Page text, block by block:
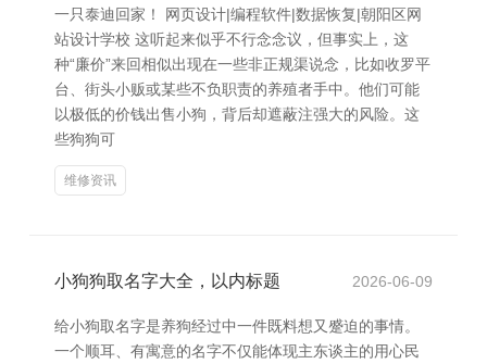
一只泰迪回家！ 网页设计|编程软件|数据恢复|朝阳区网
站设计学校 这听起来似乎不行念念议，但事实上，这
种“廉价”来回相似出现在一些非正规渠说念，比如收罗平
台、街头小贩或某些不负职责的养殖者手中。他们可能
以极低的价钱出售小狗，背后却遮蔽注强大的风险。这
些狗狗可
维修资讯
小狗狗取名字大全，以内标题 2026-06-09
给小狗取名字是养狗经过中一件既料想又蹙迫的事情。
一个顺耳、有寓意的名字不仅能体现主东谈主的用心民